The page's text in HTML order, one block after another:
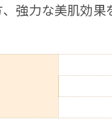
強力な美肌効